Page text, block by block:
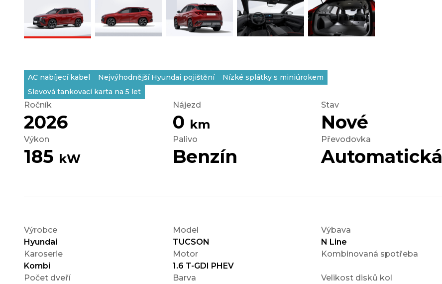
AC nabíjecí kabel Nejvýhodnější Hyundai pojištění
Nízké splátky s miniúrokem
Slevová tankovací karta na 5 let
Ročník
2026
Nájezd
0 km
Stav
Nové
Výkon
185 kW
Palivo
Benzín
Převodovka
Automatická
Výrobce
Hyundai
Model
TUCSON
Výbava
N Line
Karoserie
Kombi
Motor
1.6 T-GDI PHEV
Kombinovaná spotřeba
Počet dveří
Barva
Velikost disků kol